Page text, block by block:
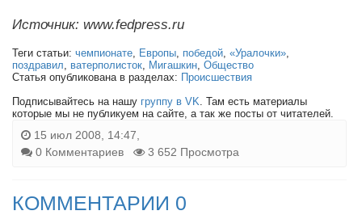
Источник: www.fedpress.ru
Теги статьи: чемпионате, Европы, победой, «Уралочки»,
поздравил, ватерполисток, Мигашкин, Общество
Статья опубликована в разделах: Происшествия
Подписывайтесь на нашу группу в VK. Там есть материалы
которые мы не публикуем на сайте, а так же посты от читателей.
15 июл 2008, 14:47,
0 Комментариев
3 652 Просмотра
КОММЕНТАРИИ 0